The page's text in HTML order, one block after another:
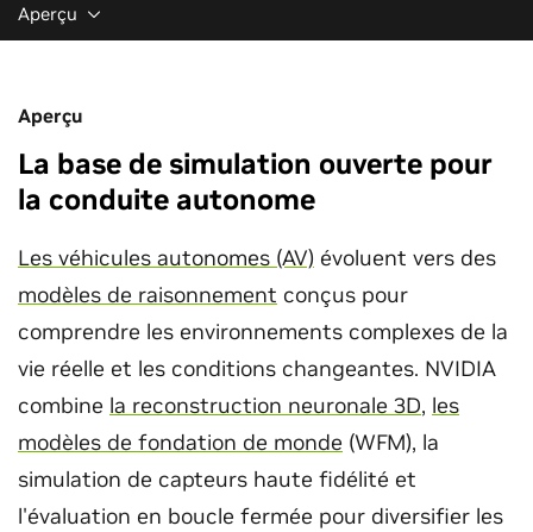
Aperçu
Aperçu
La base de simulation ouverte pour
la conduite autonome
Les véhicules autonomes (AV) évoluent vers des
modèles de raisonnement conçus pour
comprendre les environnements complexes de la
vie réelle et les conditions changeantes. NVIDIA
combine la reconstruction neuronale 3D, les
modèles de fondation de monde (WFM), la
simulation de capteurs haute fidélité et
l'évaluation en boucle fermée pour diversifier les